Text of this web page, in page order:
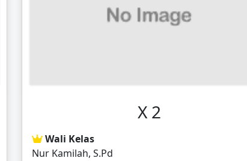
X 2
Wali Kelas
Nur Kamilah, S.Pd